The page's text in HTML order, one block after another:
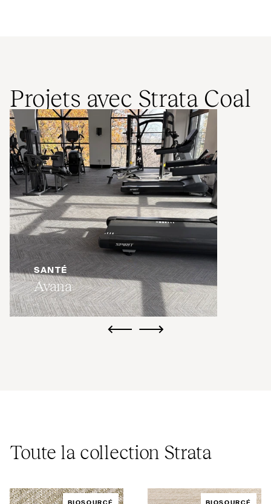
Projets avec Strata Coal
SANTÉ
Avana
ui.previousui.next
Toute la collection Strata